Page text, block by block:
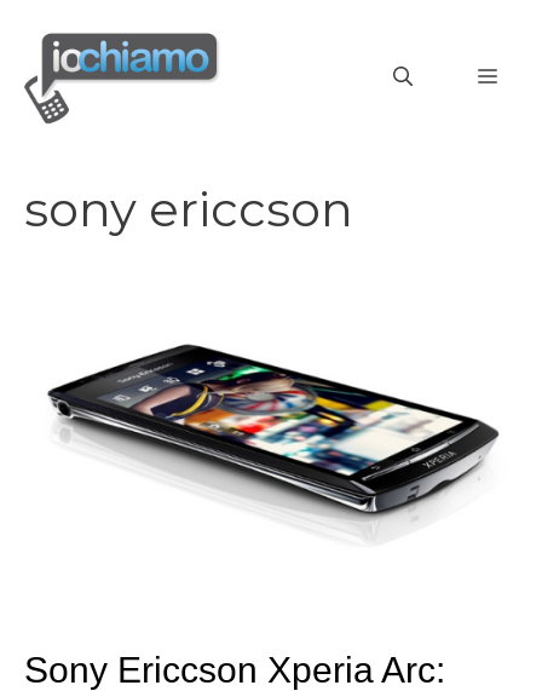
contenuto
sony ericcson
Sony Ericcson Xperia Arc: